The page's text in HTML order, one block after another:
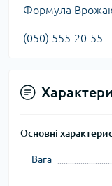
Формула
(050) 555-20-55
Основні
Вага